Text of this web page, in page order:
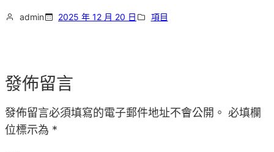
admin 2025 年 12 月 20 日 項目
發佈留言
發佈留言必須填寫的電子郵件地址不會公開。 必填欄
位標示為 *